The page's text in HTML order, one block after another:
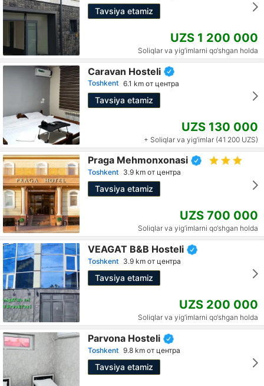
Tavsiya etamiz
UZS 1 200 000
Soliqlar va yig‘imlarni qo‘shgan holda
Caravan Hosteli
Toshkent 6.1 km от центра
Tavsiya etamiz
UZS 130 000
+ Soliqlar va yig‘imlar (41 200 UZS)
Praga Mehmonxonasi
Toshkent 3.9 km от центра
Tavsiya etamiz
UZS 700 000
Soliqlar va yig‘imlarni qo‘shgan holda
VEAGAT B&B Hosteli
Toshkent 3.9 km от центра
Tavsiya etamiz
UZS 200 000
Soliqlar va yig‘imlarni qo‘shgan holda
Parvona Hosteli
Toshkent 9.8 km от центра
Tavsiya etamiz